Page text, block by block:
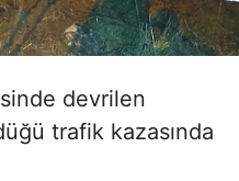
devrilen
trafik kazasında